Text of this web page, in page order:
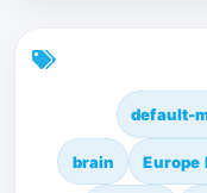
default-
Europe
brain